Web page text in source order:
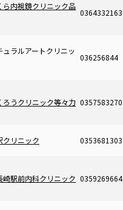
ら内視鏡クリニック品
0364332163
ュラルアートクリニッ
036256844
ろうクリニック等々力 0357583270
クリニック 0353681303
崎駅前内科クリニック 0359269664